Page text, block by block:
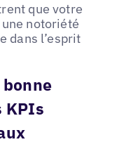
que votre
notoriété
dans l’esprit
KPIs